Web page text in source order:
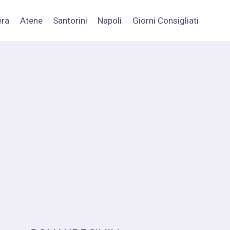
Atene Santorini Napoli Giorni Consigliati